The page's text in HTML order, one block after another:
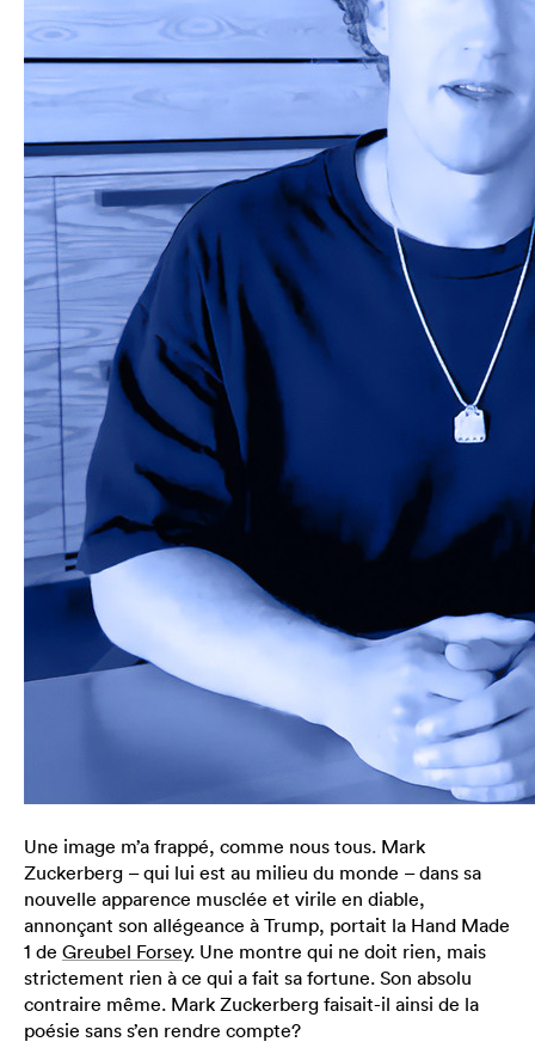
Une image m’a frappé, comme nous tous. Mark
Zuckerberg – qui lui est au milieu du monde – dans sa
nouvelle apparence musclée et virile en diable,
annonçant son allégeance à Trump, portait la Hand Made
1 de Greubel Forsey. Une montre qui ne doit rien, mais
strictement rien à ce qui a fait sa fortune. Son absolu
contraire même. Mark Zuckerberg faisait-il ainsi de la
poésie sans s’en rendre compte?